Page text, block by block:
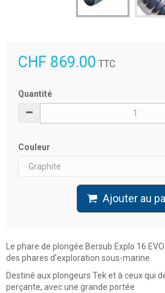
CHF 869.00 TTC
Quantité
Couleur
Ajouter au
Le phare de plongée Bersub Explo 16
des phares d’exploration sous-marine
Destiné aux plongeurs Tek et à ceux qui
perçante, avec une grande portée